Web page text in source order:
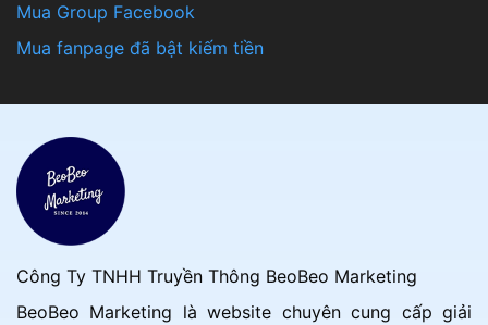
Mua Group Facebook
Mua fanpage đã bật kiếm tiền
Công Ty TNHH Truyền Thông BeoBeo Marketing
BeoBeo Marketing là website chuyên cung cấp giải